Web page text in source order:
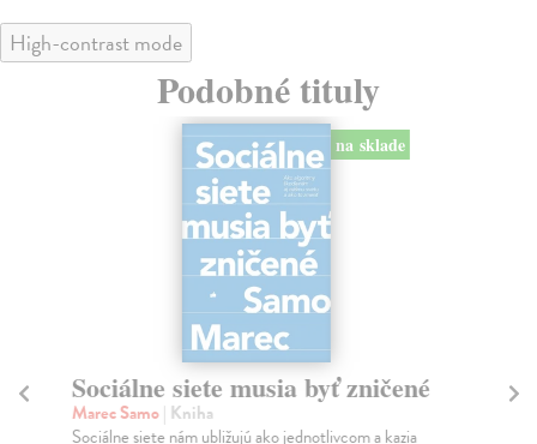
High-contrast mode
Podobné tituly
na sklade
Sociálne siete musia byť zničené
Marec Samo| Kniha
Sociálne siete nám ubližujú ako jednotlivcom a kazia